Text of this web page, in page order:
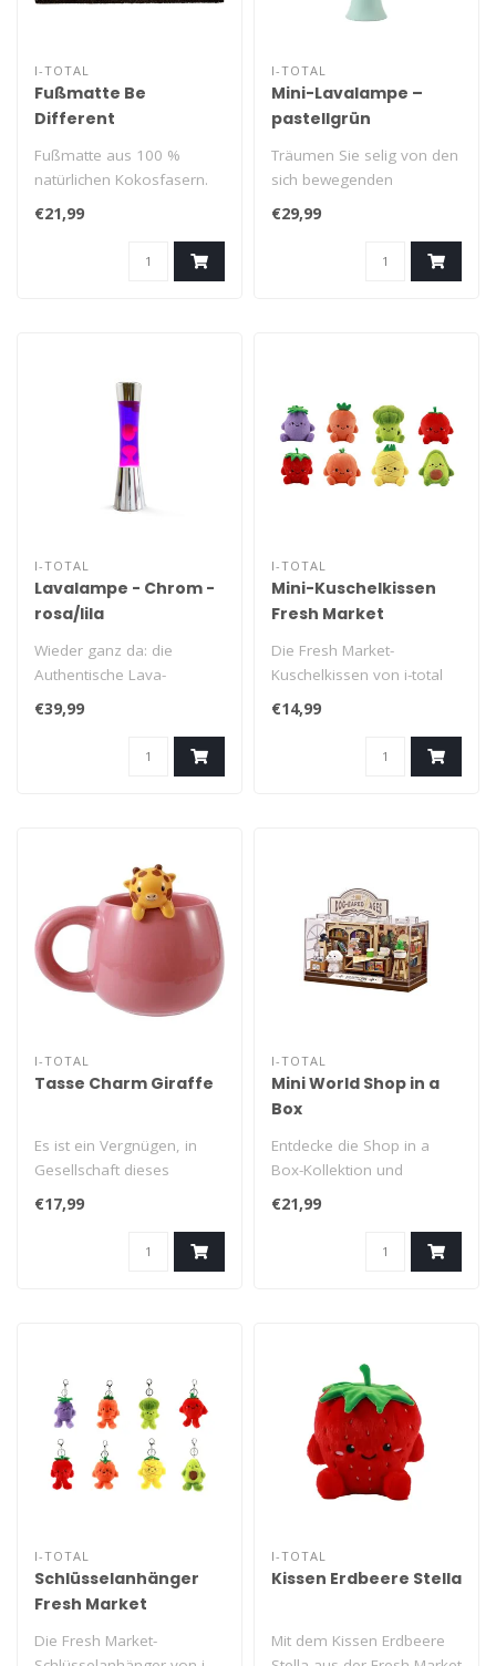
I-TOTAL
Fußmatte Be
Different
Fußmatte aus 100 %
natürlichen Kokosfasern.
Kokos ist bekannt für
seine Fähi..
€21,99
I-TOTAL
Mini-Lavalampe –
pastellgrün
Träumen Sie selig von den
sich bewegenden
Lavakugeln Ihrer eigenen
Lavalampe! D..
€29,99
I-TOTAL
Lavalampe - Chrom -
rosa/lila
Wieder ganz da: die
Authentische Lava-
Stimmungslampen aus
den 1960er-Jahren. Die..
€39,99
I-TOTAL
Mini-Kuschelkissen
Fresh Market
Die Fresh Market-
Kuschelkissen von i-total
sind niedlich und kompakt
und laden z..
€14,99
I-TOTAL
Tasse Charm Giraffe
Es ist ein Vergnügen, in
Gesellschaft dieses
Bechers zu frühstücken
oder zu e..
€17,99
I-TOTAL
Mini World Shop in a
Box
Entdecke die Shop in a
Box-Kollektion und
gestalte dein eigenes Mini-
Einkaufszen..
€21,99
I-TOTAL
Schlüsselanhänger
Fresh Market
Die Fresh Market-
I-TOTAL
Kissen Erdbeere Stella
Mit dem Kissen Erdbeere